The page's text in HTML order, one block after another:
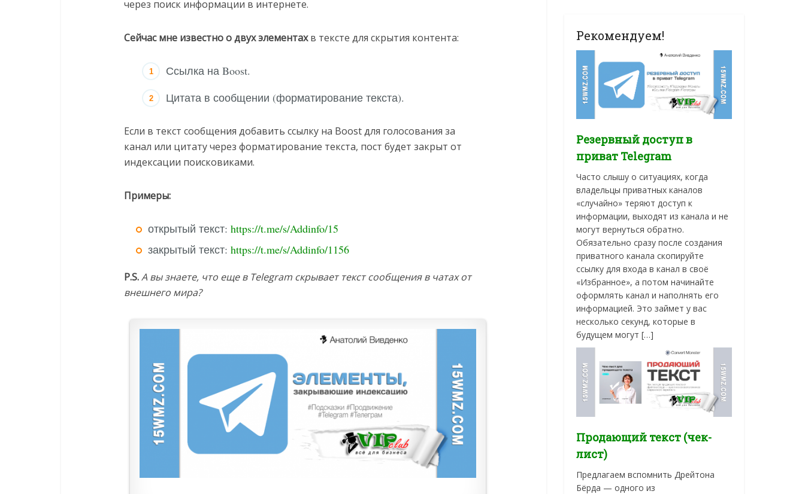
через поиск информации в интернете.
Сейчас мне известно о двух элементахв тексте для скрытия контента:
Ссылка на Boost.
Цитата в сообщении (форматирование текста).
Если в текст сообщения добавить ссылку на Boost для голосования за
канал или цитату через форматирование текста, пост будет закрыт от
индексации поисковиками.
Примеры:
открытый текст: https://t.me/s/Addinfo/15
закрытый текст: https://t.me/s/Addinfo/1156
P.S.А вы знаете, что еще в Telegram скрывает текст сообщения в чатах от
внешнего мира?
Рекомендуем!
Резервный доступ в
приват Telegram
Часто слышу о ситуациях, когда
владельцы приватных каналов
«случайно» теряют доступ к
информации, выходят из канала и не
могут вернуться обратно.
Обязательно сразу после создания
приватного канала скопируйте
ссылку для входа в канал в своё
«Избранное», а потом начинайте
оформлять канал и наполнять его
информацией. Это займет у вас
несколько секунд, которые в
будущем могут […]
Продающий текст (чек-
лист)
Предлагаем вспомнить Дрейтона
Бёрда — одного из